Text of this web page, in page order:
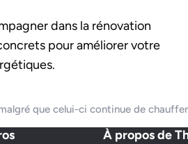
dans la rénovation
pour améliorer votre
que celui-ci continue de
À propos de